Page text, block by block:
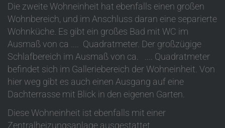
Die zweite Wohneinheit hat ebenfalls einen großen
Wohnbereich, und im Anschluss daran eine separierte
Wohnküche. Es gibt ein großes Bad mit WC im
Ausmaß von ca .... Quadratmeter. Der großzügige
Schlafbereich im Ausmaß von ca. .... Quadratmeter
befindet sich im Galleriebereich der Wohneinheit. Von
hier weg gibt es auch einen Ausgang auf eine
Dachterrasse mit Blick in den eigenen Garten.
Diese Wohneinheit ist ebenfalls mit einer
Zentralheizungsanlage ausgestattet.